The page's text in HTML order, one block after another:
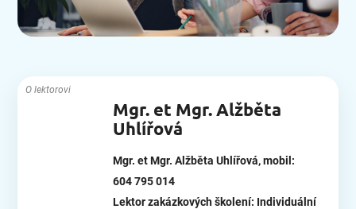
O lektorovi
Mgr. et Mgr. Alžběta
Uhlířová
Mgr. et Mgr. Alžběta Uhlířová, mobil:
604 795 014
Lektor zakázkových školení: Individuální